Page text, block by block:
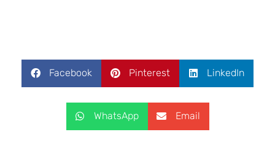
Facebook Pinterest LinkedIn
WhatsApp Email